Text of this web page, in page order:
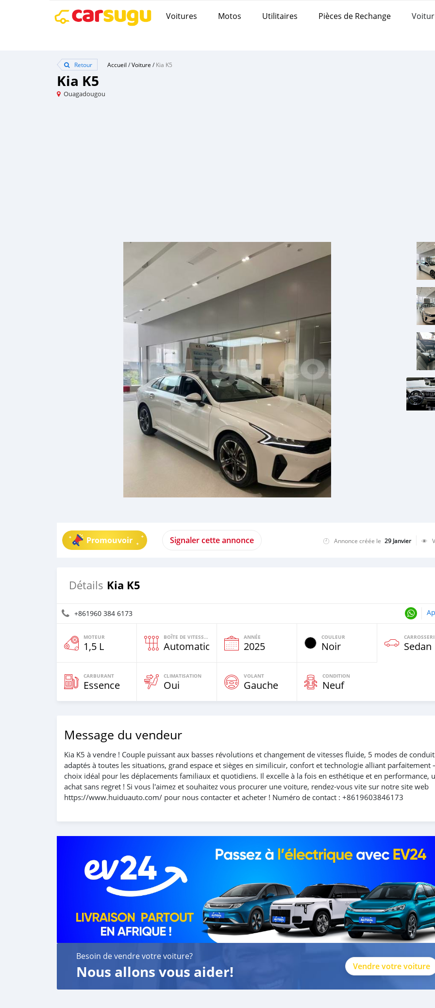
Voitures Motos Utilitaires Pièces de Rechange
Retour Accueil /Voiture /Kia K5
Kia K5
Ouagadougou
Promouvoir Signaler cette annonce Annonce créée le 29 Janvier
Détails Kia K5
+861960 384 6173
MOTEUR
1,5 L
BOÎTE DE VITESSES
Automatique
ANNÉE
2025
COULEUR
Noir Sedan
CARBURANT
Essence
CLIMATISATION
Oui
VOLANT
Gauche
CONDITION
Neuf
Message du vendeur
Kia K5 à vendre ! Couple puissant aux basses révolutions et changement de vitesses fluide, 5 modes de
adaptés à toutes les situations, grand espace et sièges en similicuir, confort et technologie alliant
choix idéal pour les déplacements familiaux et quotidiens. Il excelle à la fois en esthétique et en performance,
achat sans regret ! Si vous l'aimez et souhaitez vous procurer une voiture, rendez-vous vite sur notre site web
https://www.huiduauto.com/ pour nous contacter et acheter ! Numéro de contact : +8619603846173
Besoin de vendre votre voiture?
Nous allons vous aider! Vendre votre voiture